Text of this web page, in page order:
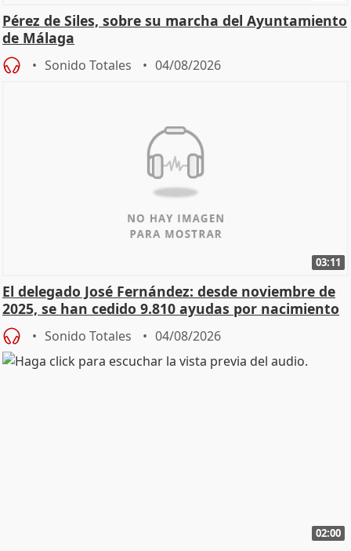
Pérez de Siles, sobre su marcha del Ayuntamiento
de Málaga
Sonido Totales 04/08/2026
03:11
El delegado José Fernández: desde noviembre de
2025, se han cedido 9.810 ayudas por nacimiento
Sonido Totales 04/08/2026
02:00